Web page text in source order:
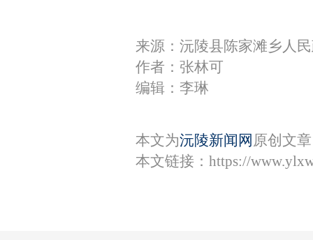
来源：沅陵县陈家滩乡人
作者：张林可
编辑：李琳
本文为沅陵新闻网 原创文
本文链接： https://